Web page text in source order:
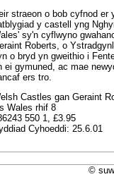
straeon o bob cyfnod er
y castell yng
sy'n cyflwyno
Roberts, o
o bryd yn gweithio i
ei gymuned, ac mae
ers tro.
Castles gan Geraint
Wales rhif 8
550 1, £3.95
Cyhoeddi: 25.6.01
©